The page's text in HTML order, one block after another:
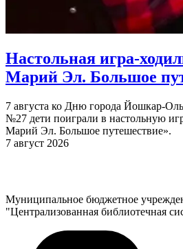
Настольная игра-
Марий Эл. Большое
7 августа ко Дню города Йошкар-
№27 дети поиграли в настольную
Марий Эл. Большое путешествие».
7 август 2026
Муниципальное бюджетное
"Централизованная библиотечная